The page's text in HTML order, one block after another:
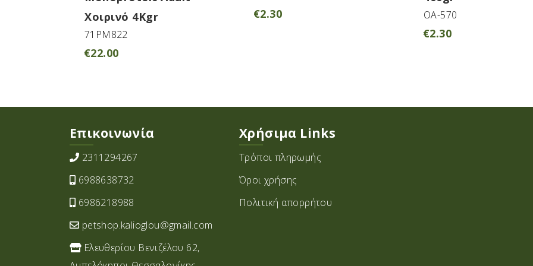
Χοιρινό 4Kgr
71PM822
€22.00
€2.30 OA-570
€2.30
Επικοινωνία
2311294267
6988638732
6986218988
petshop.kalioglou@gmail.com
Ελευθερίου Βενιζέλου 62,
Χρήσιμα Links
Τρόποι πληρωμής
Όροι χρήσης
Πολιτική απορρήτου